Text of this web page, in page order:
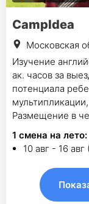
CampIdea
Московская
Изучение
ак. часов за
потенциала
Размещение в
1 смена на лето:
10 авг - 16